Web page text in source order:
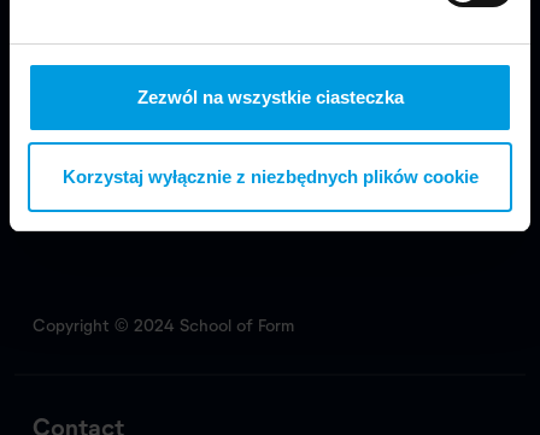
Zezwól na wszystkie ciasteczka
Korzystaj wyłącznie z niezbędnych plików cookie
Visit us
Copyright © 2024 School of Form
Contact